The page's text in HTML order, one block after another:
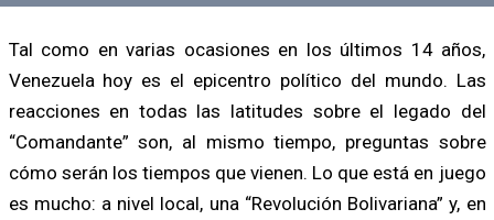
Tal como en varias ocasiones en los últimos 14 años,
Venezuela hoy es el epicentro político del mundo. Las
reacciones en todas las latitudes sobre el legado del
“Comandante” son, al mismo tiempo, preguntas sobre
cómo serán los tiempos que vienen. Lo que está en juego
es mucho: a nivel local, una “Revolución Bolivariana” y, en